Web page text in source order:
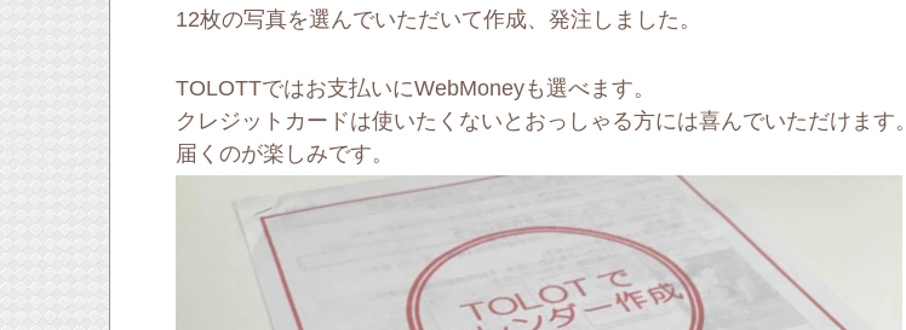
12枚の写真を選んでいただいて作成、発注しました。
TOLOTTではお支払いにWebMoneyも選べます。
クレジットカードは使いたくないとおっしゃる方には喜んでいただけます。
届くのが楽しみです。